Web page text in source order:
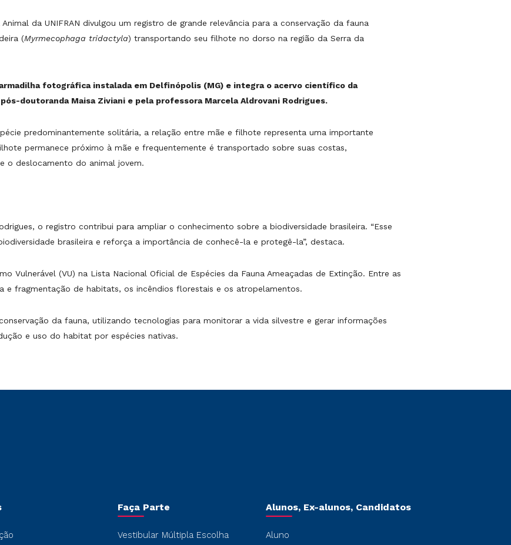
da UNIFRAN divulgou um registro de grande relevância para a conservação da fauna
(Myrmecophaga tridactyla) transportando seu filhote no dorso na região da Serra da
fotográfica instalada em Delfinópolis (MG) e integra o acervo científico da
doutoranda Maisa Ziviani e pela professora Marcela Aldrovani Rodrigues.
predominantemente solitária, a relação entre mãe e filhote representa uma importante
permanece próximo à mãe e frequentemente é transportado sobre suas costas,
o deslocamento do animal jovem.
o registro contribui para ampliar o conhecimento sobre a biodiversidade brasileira. “Esse
brasileira e reforça a importância de conhecê-la e protegê-la”, destaca.
Vulnerável (VU) na Lista Nacional Oficial de Espécies da Fauna Ameaçadas de Extinção. Entre as
e fragmentação de habitats, os incêndios florestais e os atropelamentos.
da fauna, utilizando tecnologias para monitorar a vida silvestre e gerar informações
e uso do habitat por espécies nativas.
Faça Parte
Vestibular Múltipla Escolha
Alunos, Ex-alunos, Candidatos
Aluno